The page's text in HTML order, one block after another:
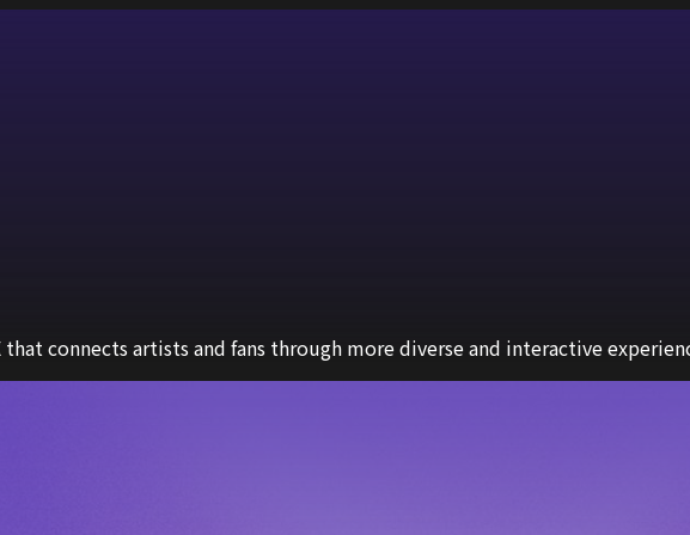
that connects artists and fans through more diverse and interactive